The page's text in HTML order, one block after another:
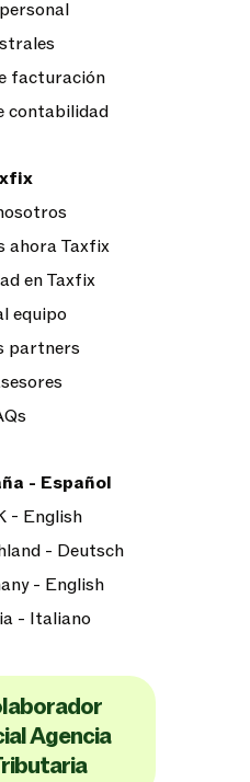
facturación
contabilidad
ahora Taxfix
en Taxfix
equipo
partners
- Español
- English
- Deutsch
- English
- Italiano
Agencia